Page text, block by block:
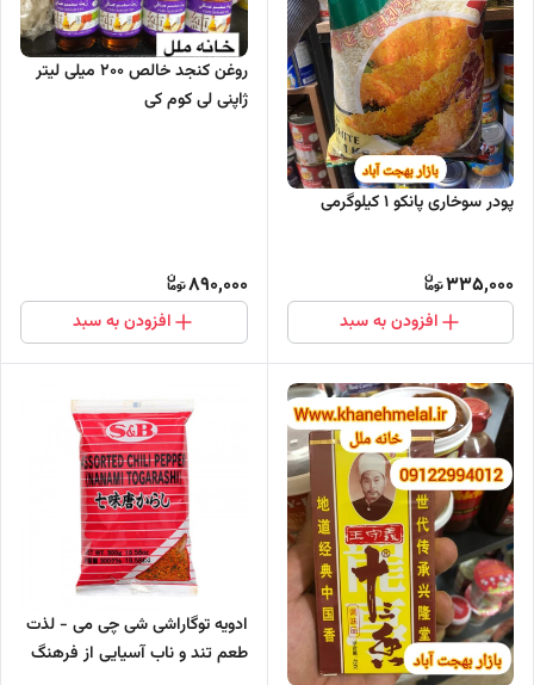
پودر سوخاری پانکو ١ کیلوگرمی
335,000
افزودن به سبد
روغن کنجد خالص 200 میلی لیتر
ژاپنی لی کوم کی
890,000
افزودن به سبد
ادویه توگاراشی شی چی می - لذت
طعم تند و ناب آسیایی از فرهنگ